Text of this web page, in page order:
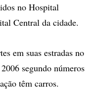
no Hospital
Central da cidade.
em suas estradas no
segundo números
têm carros.